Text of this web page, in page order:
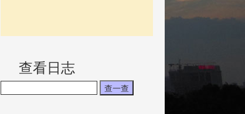
查看日志